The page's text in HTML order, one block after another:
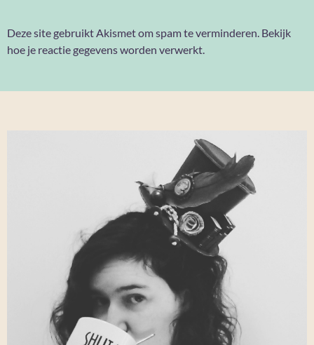
Deze site gebruikt Akismet om spam te verminderen. Bekijk
hoe je reactie gegevens worden verwerkt